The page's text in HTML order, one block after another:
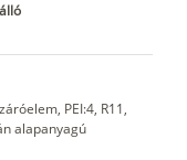
PEI:4, R11,
alapanyagú